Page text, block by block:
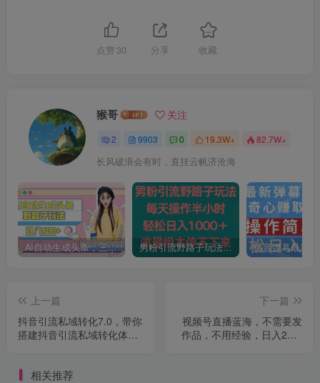
点赞 30 分享 收藏
猴哥 关注
2 9903 0 19.3W+ 82.7W+
长风破浪会有时，直挂云帆济沧海
AI自动生成头条，三天必起号，三分钟轻松发布内容，复制粘贴，保姆级教… 男粉引流野路子玩法，每天操作半小时轻松日入1000＋，流量根本停不下来
上一篇
抖音引流私域转化7.0，带你
搭建抖音引流私域转化体
下一篇
视频号直播蓝海，不需要发
作品，不用经验，日入200-
相关推荐